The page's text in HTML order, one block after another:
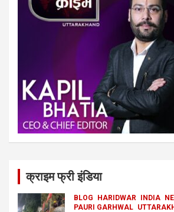
क्राइम फ्री इंडिया
BLOG HARIDWAR INDIA
PAURI GARHWAL